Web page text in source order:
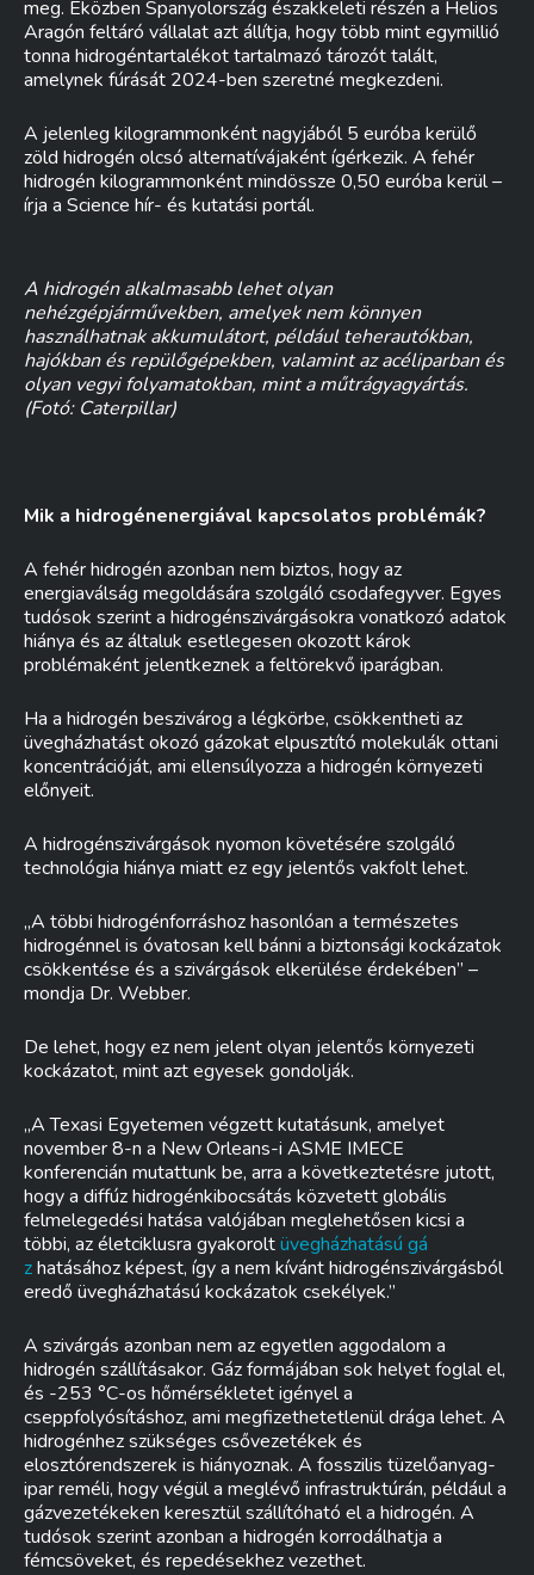
meg. Eközben Spanyolország északkeleti részén a Helios
Aragón feltáró vállalat azt állítja, hogy több mint egymillió
tonna hidrogéntartalékot tartalmazó tározót talált,
amelynek fúrását 2024-ben szeretné megkezdeni.
A jelenleg kilogrammonként nagyjából 5 euróba kerülő
zöld hidrogén olcsó alternatívájaként ígérkezik. A fehér
hidrogén kilogrammonként mindössze 0,50 euróba kerül –
írja a Science hír- és kutatási portál.
A hidrogén alkalmasabb lehet olyan
nehézgépjárművekben, amelyek nem könnyen
használhatnak akkumulátort, például teherautókban,
hajókban és repülőgépekben, valamint az acéliparban és
olyan vegyi folyamatokban, mint a műtrágyagyártás.
(Fotó: Caterpillar)
Mik a hidrogénenergiával kapcsolatos problémák?
A fehér hidrogén azonban nem biztos, hogy az
energiaválság megoldására szolgáló csodafegyver. Egyes
tudósok szerint a hidrogénszivárgásokra vonatkozó adatok
hiánya és az általuk esetlegesen okozott károk
problémaként jelentkeznek a feltörekvő iparágban.
Ha a hidrogén beszivárog a légkörbe, csökkentheti az
üvegházhatást okozó gázokat elpusztító molekulák ottani
koncentrációját, ami ellensúlyozza a hidrogén környezeti
előnyeit.
A hidrogénszivárgások nyomon követésére szolgáló
technológia hiánya miatt ez egy jelentős vakfolt lehet.
„A többi hidrogénforráshoz hasonlóan a természetes
hidrogénnel is óvatosan kell bánni a biztonsági kockázatok
csökkentése és a szivárgások elkerülése érdekében” –
mondja Dr. Webber.
De lehet, hogy ez nem jelent olyan jelentős környezeti
kockázatot, mint azt egyesek gondolják.
„A Texasi Egyetemen végzett kutatásunk, amelyet
november 8-n a New Orleans-i ASME IMECE
konferencián mutattunk be, arra a következtetésre jutott,
hogy a diffúz hidrogénkibocsátás közvetett globális
felmelegedési hatása valójában meglehetősen kicsi a
többi, az életciklusra gyakoroltüvegházhatású gá
zhatásához képest, így a nem kívánt hidrogénszivárgásból
eredő üvegházhatású kockázatok csekélyek.”
A szivárgás azonban nem az egyetlen aggodalom a
hidrogén szállításakor. Gáz formájában sok helyet foglal el,
és -253 °C-os hőmérsékletet igényel a
cseppfolyósításhoz, ami megfizethetetlenül drága lehet. A
hidrogénhez szükséges csővezetékek és
elosztórendszerek is hiányoznak. A fosszilis tüzelőanyag-
ipar reméli, hogy végül a meglévő infrastruktúrán, például a
gázvezetékeken keresztül szállítóható el a hidrogén. A
tudósok szerint azonban a hidrogén korrodálhatja a
fémcsöveket, és repedésekhez vezethet.